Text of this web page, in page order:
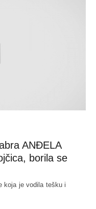
ANĐELA
borila se
koja je vodila tešku i